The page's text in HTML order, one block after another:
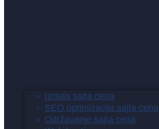
Izrada sajta cena
SEO optimizacija sajta cena
Održavanje sajta cena